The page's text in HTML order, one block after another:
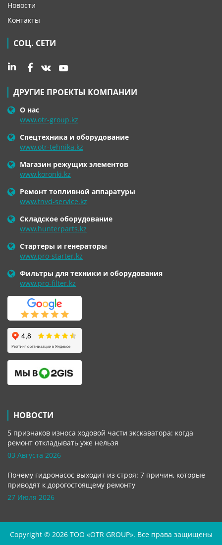
Новости
Контакты
СОЦ. СЕТИ
ДРУГИЕ ПРОЕКТЫ КОМПАНИИ
О нас
www.otr-group.kz
Спецтехника и оборудование
www.otr-tehnika.kz
Магазин режущих элементов
www.koronki.kz
Ремонт топливной аппаратуры
www.tnvd-service.kz
Складское оборудование
www.hunterparts.kz
Стартеры и генераторы
www.pro-starter.kz
Фильтры для техники и оборудования
www.pro-filter.kz
НОВОСТИ
5 признаков износа ходовой части экскаватора: когда
ремонт откладывать уже нельзя
03 Августа 2026
Почему гидронасос выходит из строя: 7 причин, которые
приводят к дорогостоящему ремонту
27 Июля 2026
Copyright © 2026 TOO «OTR GROUP». Все права защищены